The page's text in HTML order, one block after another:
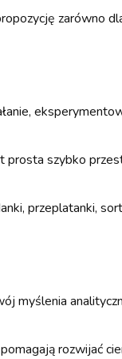
zarówno
szybko
przeplatanki,
myślenia
rozwijać